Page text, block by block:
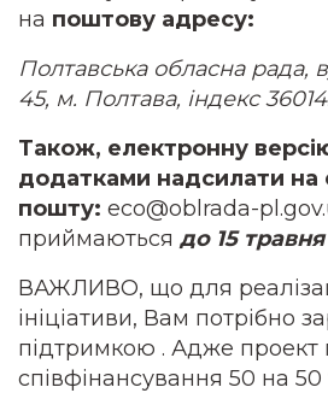
на поштову адресу:
Полтавська обласна рада,
45, м. Полтава, індекс
Також, електронну
додатками надсилати на
пошту: eco@oblrada-
приймаються до 15
ВАЖЛИВО, що для
ініціативи, Вам потрібно
підтримкою . Адже проект
співфінансування 50 на 50